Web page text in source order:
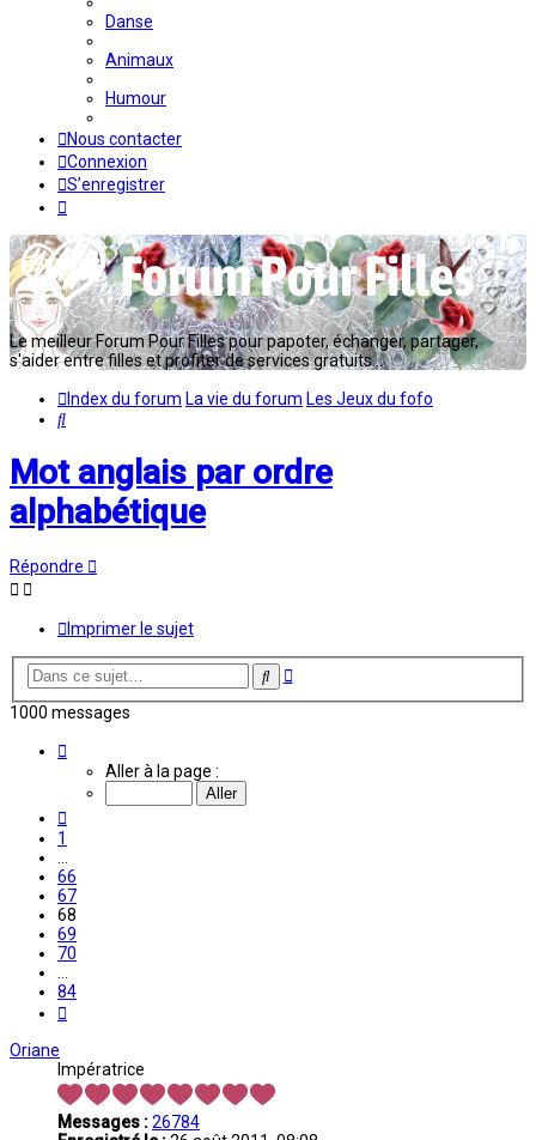
Danse
Animaux
Humour
Nous contacter
Connexion
S’enregistrer
Le meilleur Forum Pour Filles pour papoter, échanger, partager,
s'aider entre filles et profiter de services gratuits...
Index du forum La vie du forum Les Jeux du fofo
Rechercher
Mot anglais par ordre
alphabétique
Répondre
Imprimer le sujet
Rechercher
Recherche
1000 messages
Aller à la page :
1
66
67
68
69
70
84
Oriane
Impératrice
Messages :26784